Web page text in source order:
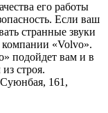
его работы
Если ваш
странные звуки
компании «Volvo».
подойдет вам и в
строя.
161,